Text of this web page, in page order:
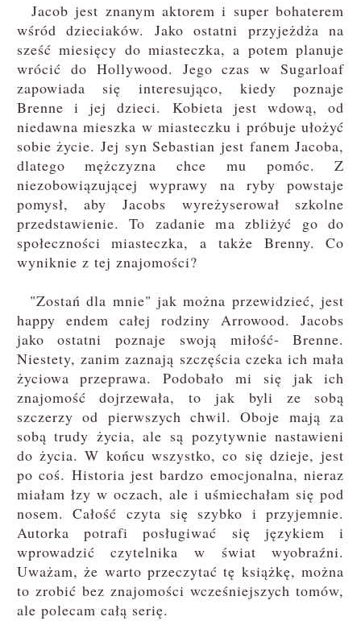
Jacob jest znanym aktorem i super bohaterem
wśród dzieciaków. Jako ostatni przyjeżdża na
sześć miesięcy do miasteczka, a potem planuje
wrócić do Hollywood. Jego czas w Sugarloaf
zapowiada się interesująco, kiedy poznaje
Brenne i jej dzieci. Kobieta jest wdową, od
niedawna mieszka w miasteczku i próbuje ułożyć
sobie życie. Jej syn Sebastian jest fanem Jacoba,
dlatego mężczyzna chce mu pomóc. Z
niezobowiązującej wyprawy na ryby powstaje
pomysł, aby Jacobs wyreżyserował szkolne
przedstawienie. To zadanie ma zbliżyć go do
społeczności miasteczka, a także Brenny. Co
wyniknie z tej znajomości?
"Zostań dla mnie" jak można przewidzieć, jest
happy endem całej rodziny Arrowood. Jacobs
jako ostatni poznaje swoją miłość- Brenne.
Niestety, zanim zaznają szczęścia czeka ich mała
życiowa przeprawa. Podobało mi się jak ich
znajomość dojrzewała, to jak byli ze sobą
szczerzy od pierwszych chwil. Oboje mają za
sobą trudy życia, ale są pozytywnie nastawieni
do życia. W końcu wszystko, co się dzieje, jest
po coś. Historia jest bardzo emocjonalna, nieraz
miałam łzy w oczach, ale i uśmiechałam się pod
nosem. Całość czyta się szybko i przyjemnie.
Autorka potrafi posługiwać się językiem i
wprowadzić czytelnika w świat wyobraźni.
Uważam, że warto przeczytać tę książkę, można
to zrobić bez znajomości wcześniejszych tomów,
ale polecam całą serię.